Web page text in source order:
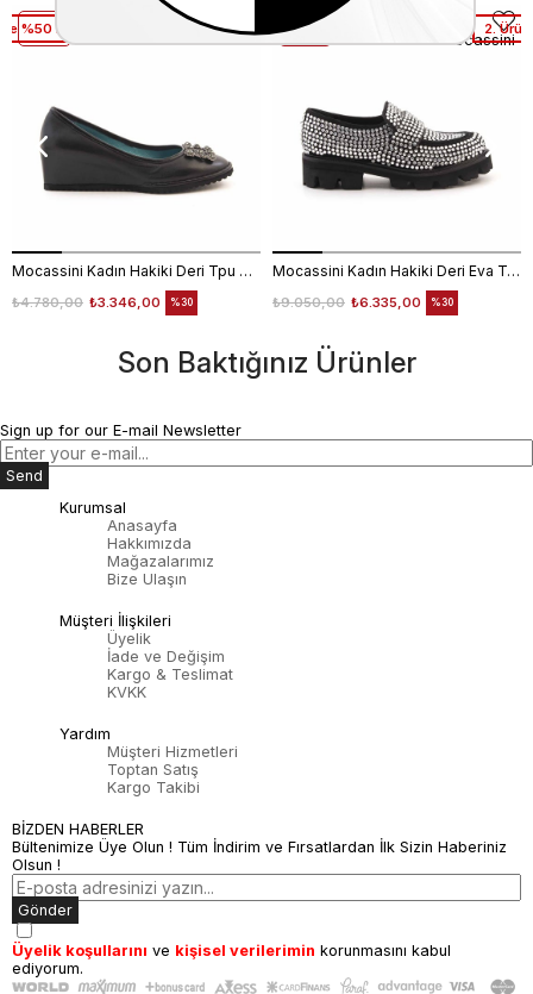
Mocassini Kadın Hakiki Deri Tpu Taban Siyah Günlük Ayakkabı
₺3.346,00
₺4.780,00 %30
%50 Net İndirim
Mocassini
Mocassini Kadın Hakiki Deri Eva Taban Beyaz Günlük Ayakkabı
₺6.335,00
₺9.050,00 %30
2. Ürüne %50 Net İndirim
Mocassini
2.
Son Baktığınız Ürünler
Sign up for our E-mail Newsletter
Send
Kurumsal
Anasayfa
Hakkımızda
Mağazalarımız
Bize Ulaşın
Müşteri İlişkileri
Üyelik
İade ve Değişim
Kargo & Teslimat
KVKK
Yardım
Müşteri Hizmetleri
Toptan Satış
Kargo Takibi
BİZDEN HABERLER
Bültenimize Üye Olun ! Tüm İndirim ve Fırsatlardan İlk Sizin Haberiniz
Olsun !
Gönder
Üyelik koşullarını ve kişisel verilerimin korunmasını kabul
ediyorum.